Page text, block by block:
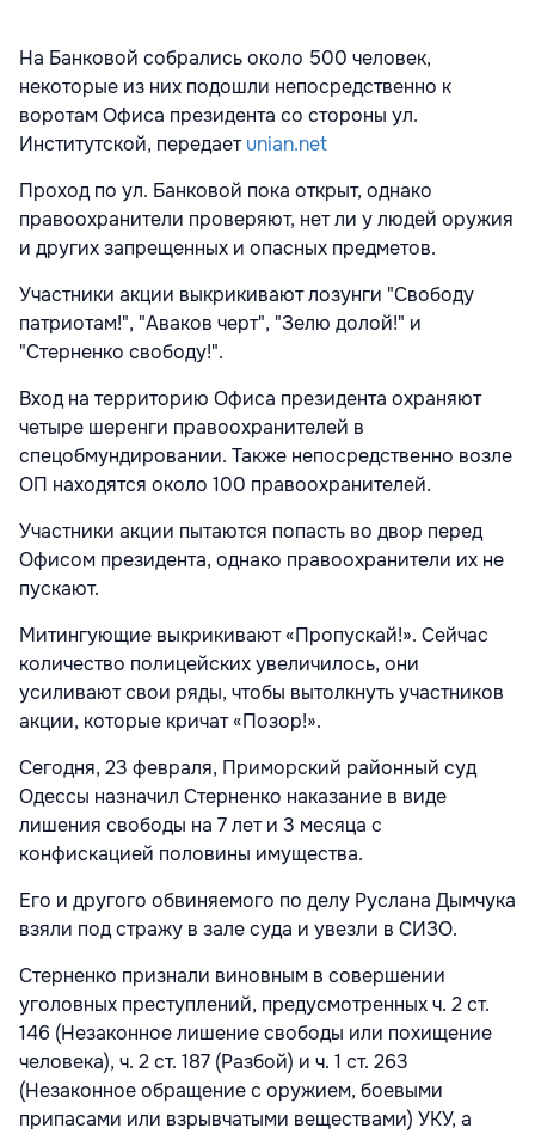
На Банковой собрались около 500 человек,
некоторые из них подошли непосредственно к
воротам Офиса президента со стороны ул.
Институтской, передаетunian.net
Проход по ул. Банковой пока открыт, однако
правоохранители проверяют, нет ли у людей оружия
и других запрещенных и опасных предметов.
Участники акции выкрикивают лозунги "Свободу
патриотам!", "Аваков черт", "Зелю долой!" и
"Стерненко свободу!".
Вход на территорию Офиса президента охраняют
четыре шеренги правоохранителей в
спецобмундировании. Также непосредственно возле
ОП находятся около 100 правоохранителей.
Участники акции пытаются попасть во двор перед
Офисом президента, однако правоохранители их не
пускают.
Митингующие выкрикивают «Пропускай!». Сейчас
количество полицейских увеличилось, они
усиливают свои ряды, чтобы вытолкнуть участников
акции, которые кричат «Позор!».
Сегодня, 23 февраля, Приморский районный суд
Одессы назначил Стерненко наказание в виде
лишения свободы на 7 лет и 3 месяца с
конфискацией половины имущества.
Его и другого обвиняемого по делу Руслана Дымчука
взяли под стражу в зале суда и увезли в СИЗО.
Стерненко признали виновным в совершении
уголовных преступлений, предусмотренных ч. 2 ст.
146 (Незаконное лишение свободы или похищение
человека), ч. 2 ст. 187 (Разбой) и ч. 1 ст. 263
(Незаконное обращение с оружием, боевыми
припасами или взрывчатыми веществами) УКУ, а